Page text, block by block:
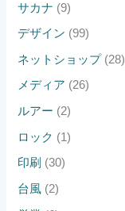
サカナ (9)
デザイン (99)
ネットショップ(28)
メディア (26)
ルアー (2)
ロック (1)
印刷 (30)
台風 (2)